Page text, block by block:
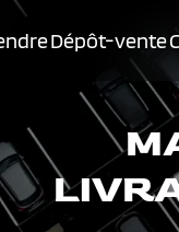
Dépôt-vente